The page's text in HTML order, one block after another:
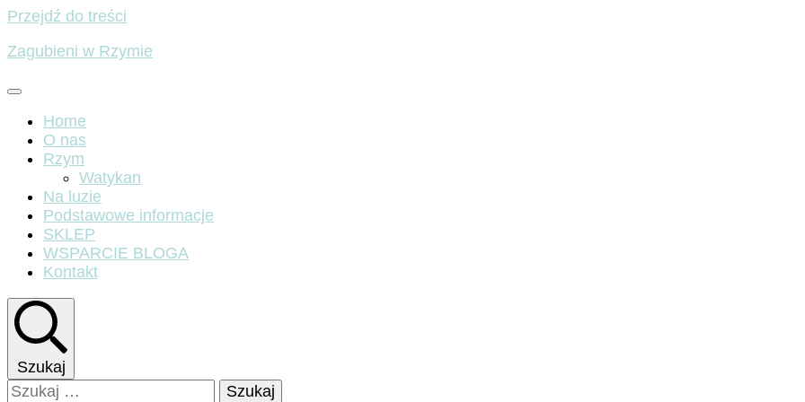
Przejdź do treści
Zagubieni w Rzymie
Home
O nas
Rzym
Watykan
Na luzie
Podstawowe informacje
SKLEP
WSPARCIE BLOGA
Kontakt
Szukaj
Szukaj: